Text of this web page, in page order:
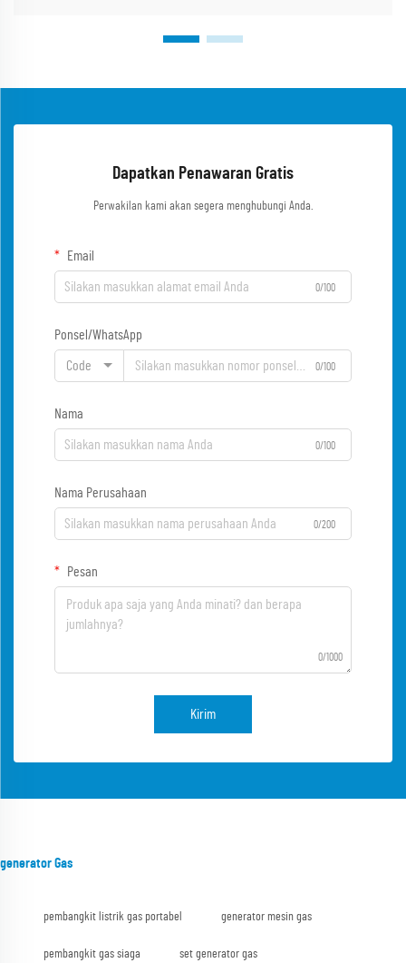
Dapatkan Penawaran Gratis
Perwakilan kami akan segera menghubungi Anda.
Email
0/100
Ponsel/WhatsApp
Code 0/100
Nama
0/100
Nama Perusahaan
0/200
Pesan
0/1000
Kirim
generator Gas
pembangkit listrik gas portabel generator mesin gas
pembangkit gas siaga set generator gas